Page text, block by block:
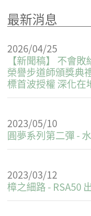
最新消息
2026/04/25
【新聞稿】 不會
榮譽步道師頒獎典
標首波授權 深化在
2023/05/10
圓夢系列第二彈 -
2023/03/12
樟之細路 - RSA50